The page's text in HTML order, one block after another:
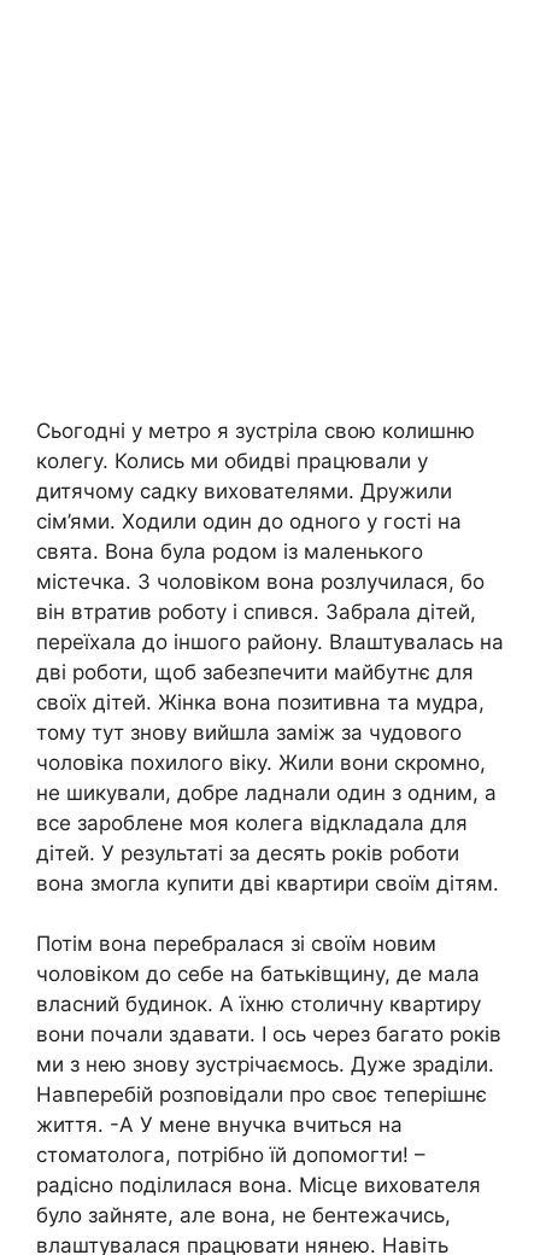
Сьогодні у метро я зустріла свою колишню
колегу. Колись ми обидві працювали у
дитячому садку вихователями. Дружили
сім’ями. Ходили один до одного у гості на
свята. Вона була родом із маленького
містечка. З чоловіком вона розлучилася, бо
він втратив роботу і спився. Забрала дітей,
переїхала до іншого району. Влаштувалась на
дві роботи, щоб забезпечити майбутнє для
своїх дітей. Жінка вона позитивна та мудра,
тому тут знову вийшла заміж за чудового
чоловіка похилого віку. Жили вони скромно,
не шикували, добре ладнали один з одним, а
все зароблене моя колега відкладала для
дітей. У результаті за десять років роботи
вона змогла купити дві квартири своїм дітям.
Потім вона перебралася зі своїм новим
чоловіком до себе на батьківщину, де мала
власний будинок. А їхню столичну квартиру
вони почали здавати. І ось через багато років
ми з нею знову зустрічаємось. Дуже зраділи.
Навперебій розповідали про своє теперішнє
життя. -А У мене внучка вчиться на
стоматолога, потрібно їй допомогти! –
радісно поділилася вона. Місце вихователя
було зайняте, але вона, не бентежачись,
влаштувалася працювати нянею. Навіть